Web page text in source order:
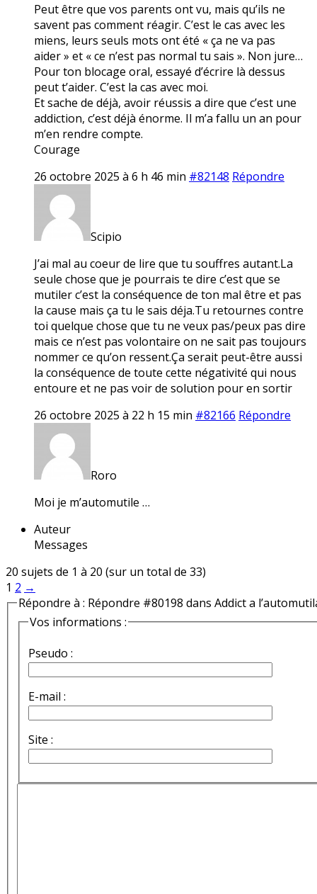
Peut être que vos parents ont vu, mais qu’ils ne
savent pas comment réagir. C’est le cas avec les
miens, leurs seuls mots ont été « ça ne va pas
aider » et « ce n’est pas normal tu sais ». Non jure…
Pour ton blocage oral, essayé d’écrire là dessus
peut t’aider. C’est la cas avec moi.
Et sache de déjà, avoir réussis a dire que c’est une
addiction, c’est déjà énorme. Il m’a fallu un an pour
m’en rendre compte.
Courage
26 octobre 2025 à 6 h 46 min #82148 Répondre
Scipio
J’ai mal au coeur de lire que tu souffres autant.La
seule chose que je pourrais te dire c’est que se
mutiler c’est la conséquence de ton mal être et pas
la cause mais ça tu le sais déja.Tu retournes contre
toi quelque chose que tu ne veux pas/peux pas dire
mais ce n’est pas volontaire on ne sait pas toujours
nommer ce qu’on ressent.Ça serait peut-être aussi
la conséquence de toute cette négativité qui nous
entoure et ne pas voir de solution pour en sortir
26 octobre 2025 à 22 h 15 min #82166 Répondre
Roro
Moi je m’automutile …
Auteur
Messages
20 sujets de 1 à 20 (sur un total de 33)
1 2 →
Répondre à : Répondre #80198 dans Addict a
Vos informations :
Pseudo :
E-mail :
Site :